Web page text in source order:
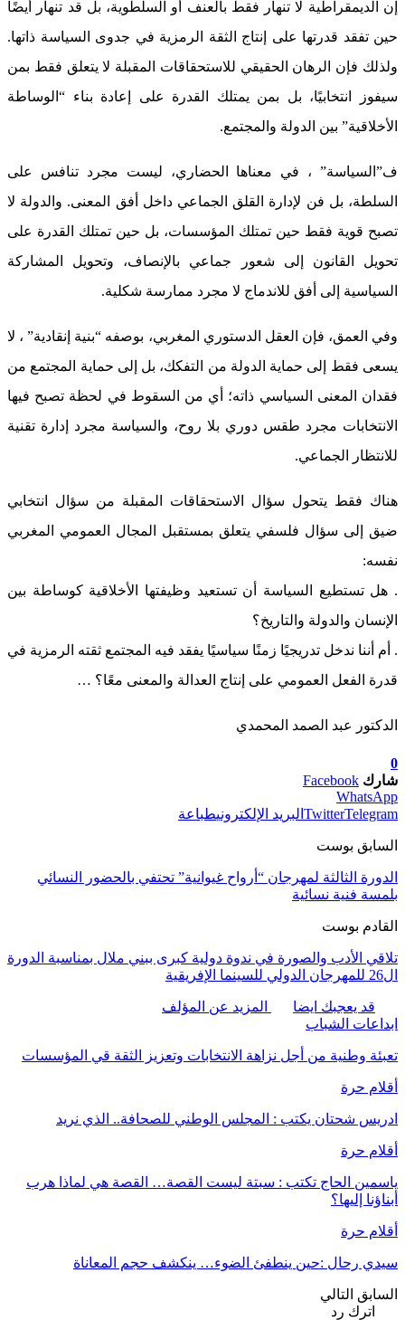
إن الديمقراطية لا تنهار فقط بالعنف أو السلطوية، بل قد تنهار أيضًا
حين تفقد قدرتها على إنتاج الثقة الرمزية في جدوى السياسة ذاتها.
ولذلك فإن الرهان الحقيقي للاستحقاقات المقبلة لا يتعلق فقط بمن
سيفوز انتخابيًا، بل بمن يمتلك القدرة على إعادة بناء “الوساطة
الأخلاقية” بين الدولة والمجتمع.
ف”السياسة” ، في معناها الحضاري، ليست مجرد تنافس على
السلطة، بل فن لإدارة القلق الجماعي داخل أفق المعنى. والدولة لا
تصبح قوية فقط حين تمتلك المؤسسات، بل حين تمتلك القدرة على
تحويل القانون إلى شعور جماعي بالإنصاف، وتحويل المشاركة
السياسية إلى أفق للاندماج لا مجرد ممارسة شكلية.
وفي العمق، فإن العقل الدستوري المغربي، بوصفه “بنية إنقادية” ، لا
يسعى فقط إلى حماية الدولة من التفكك، بل إلى حماية المجتمع من
فقدان المعنى السياسي ذاته؛ أي من السقوط في لحظة تصبح فيها
الانتخابات مجرد طقس دوري بلا روح، والسياسة مجرد إدارة تقنية
للانتظار الجماعي.
هناك فقط يتحول سؤال الاستحقاقات المقبلة من سؤال انتخابي
ضيق إلى سؤال فلسفي يتعلق بمستقبل المجال العمومي المغربي
نفسه:
. هل تستطيع السياسة أن تستعيد وظيفتها الأخلاقية كوساطة بين
الإنسان والدولة والتاريخ؟
. أم أننا ندخل تدريجيًا زمنًا سياسيًا يفقد فيه المجتمع ثقته الرمزية في
قدرة الفعل العمومي على إنتاج العدالة والمعنى معًا؟ …
الدكتور عبد الصمد المحمدي
0
شارك Facebook
WhatsApp
TwitterTelegram البريد الإلكترونيطباعة
السابق بوست
الدورة الثالثة لمهرجان “أرواح غيوانية” تحتفي بالحضور النسائي
بلمسة فنية نسائية
القادم بوست
تلاقي الأدب والصورة في ندوة دولية كبرى ببني ملال بمناسبة الدورة
ال26 للمهرجان الدولي للسينما الإفريقية
قد يعجبك ايضا
المزيد عن المؤلف
ابداعات الشباب
تعبئة وطنية من أجل نزاهة الانتخابات وتعزيز الثقة قي المؤسسات
أقلام حرة
ادريس شحتان يكتب : المجلس الوطني للصحافة.. الذي نريد
أقلام حرة
ياسمين الحاج تكتب : سبتة ليست القصة… القصة هي لماذا هرب
أبناؤنا إليها؟
أقلام حرة
سيدي رحال :حين ينطفئ الضوء… ينكشف حجم المعاناة
السابق التالي
اترك رد